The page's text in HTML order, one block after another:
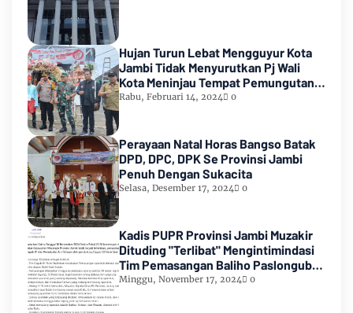
Hujan Turun Lebat Mengguyur Kota
Jambi Tidak Menyurutkan Pj Wali
Kota Meninjau Tempat Pemungutan
Suara Pemilu 2024
Rabu, Februari 14, 2024 0
Perayaan Natal Horas Bangso Batak
DPD, DPC, DPK Se Provinsi Jambi
Penuh Dengan Sukacita
Selasa, Desember 17, 2024 0
Kadis PUPR Provinsi Jambi Muzakir
Dituding "Terlibat" Mengintimindasi
Tim Pemasangan Baliho Paslongub
Romi-Sudirman
Minggu, November 17, 2024 0